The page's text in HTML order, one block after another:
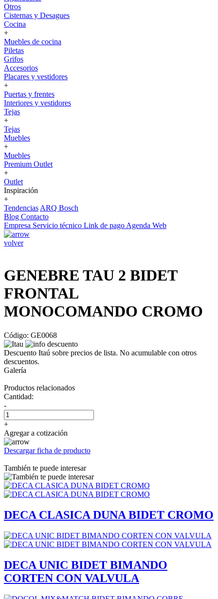
Otros
Cisternas y Desagues
Cocina
+
Muebles de cocina
Piletas
Grifos
Accesorios
Placares y vestidores
+
Puertas y frentes
Interiores y vestidores
Tejas
+
Tejas
Muebles
+
Muebles
Premium Outlet
+
Outlet
Inspiración
+
Tendencias ARQ Bosch
Blog Contacto
Empresa Servicio técnico Link de pago Agenda Web
volver
GENEBRE TAU 2 BIDET
FRONTAL
MONOCOMANDO CROMO
Código: GE0068
Descuento Itaú sobre precios de lista. No acumulable con otros
descuentos.
Galería
Productos relacionados
Cantidad:
-
+
Agregar a cotización
Descargar ficha de producto
También te puede interesar
DECA CLASICA DUNA BIDET CROMO
DECA UNIC BIDET BIMANDO
CORTEN CON VALVULA